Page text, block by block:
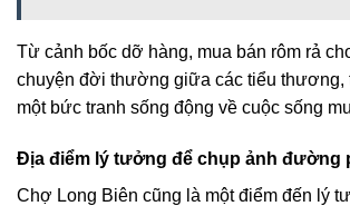
Từ cảnh bốc dỡ hàng, mua bán rôm rả
chuyện đời thường giữa các tiểu thương,
một bức tranh sống động về cuộc sống
Địa điểm lý tưởng để chụp ảnh đường
Chợ Long Biên cũng là một điểm đến lý